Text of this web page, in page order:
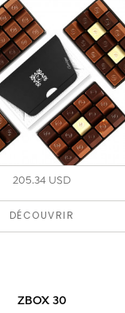
205.34 USD
DÉCOUVRIR
ZBOX 30